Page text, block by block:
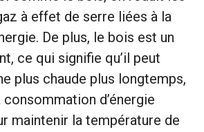
à effet de serre liées à la
De plus, le bois est un
ce qui signifie qu’il peut
plus chaude plus longtemps,
d’énergie
maintenir la température de